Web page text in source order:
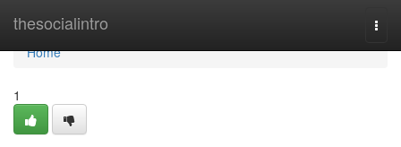
thesocialintro
Home
Home
1